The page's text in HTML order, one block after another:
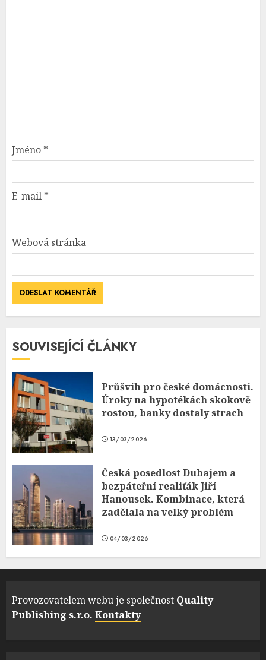
Jméno *
E-mail *
Webová stránka
SOUVISEJÍCÍ ČLÁNKY
Průšvih pro české domácnosti.
Úroky na hypotékách skokově
rostou, banky dostaly strach
13/03/2026
Česká posedlost Dubajem a
bezpáteřní realiťák Jiří
Hanousek. Kombinace, která
zadělala na velký problém
04/03/2026
Provozovatelem webu je společnost Quality
Publishing s.r.o. Kontakty